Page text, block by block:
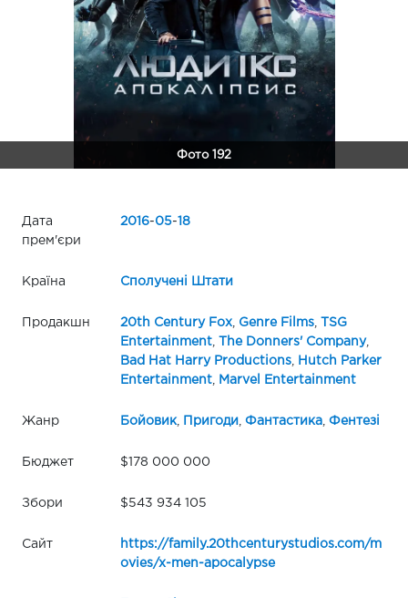
Фото 192
Дата
прем'єри
2016-05-18
Країна Сполучені Штати
Продакшн 20th Century Fox, Genre Films,
TSG
Entertainment, The Donners' Company,
Bad Hat Harry Productions,
Hutch Parker
Entertainment, Marvel Entertainment
Жанр Бойовик, Пригоди Фантастика, Фентезі
Бюджет $178 000 000
Збори $543 934 105
Сайт
https://family.20thcenturystudios.com/m
ovies/x-men-apocalypse